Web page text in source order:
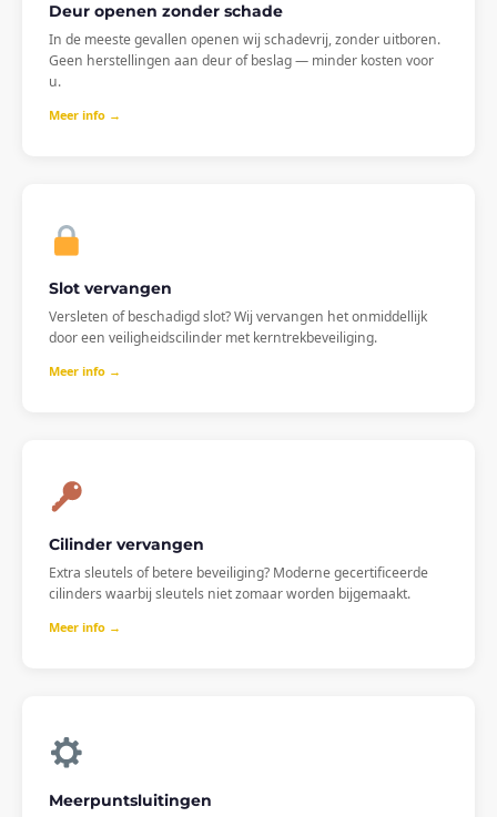
Deur openen zonder schade
In de meeste gevallen openen wij schadevrij, zonder uitboren.
Geen herstellingen aan deur of beslag — minder kosten voor
u.
Meer info →
Slot vervangen
Versleten of beschadigd slot? Wij vervangen het onmiddellijk
door een veiligheidscilinder met kerntrekbeveiliging.
Meer info →
Cilinder vervangen
Extra sleutels of betere beveiliging? Moderne gecertificeerde
cilinders waarbij sleutels niet zomaar worden bijgemaakt.
Meer info →
Meerpuntsluitingen